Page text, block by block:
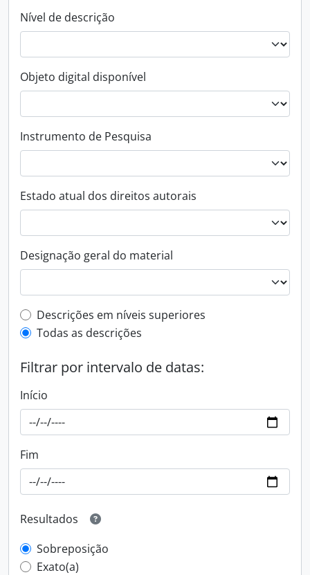
Nível de descrição
Objeto digital disponível
Instrumento de Pesquisa
Estado atual dos direitos autorais
Designação geral do material
Filtro de descrição de nível superior
Descrições em níveis superiores
Todas as descrições
Filtrar por intervalo de datas:
Início
Fim
Resultados
Sobreposição
Exato(a)